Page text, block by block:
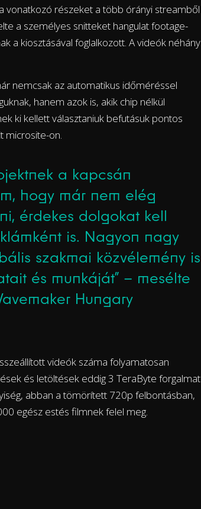
vonatkozó részeket a több órányi streamből
a személyes snitteket hangulat footage-
a kiosztásával foglalkozott. A videók néhány
nemcsak az automatikus időméréssel
hanem azok is, akik chip nélkül
ki kellett választaniuk befutásuk pontos
microsite-on.
a kapcsán
hogy már nem elég
érdekes dolgokat kell
is. Nagyon nagy
szakmai közvélemény is
és munkáját” – mesélte
Hungary
videók száma folyamatosan
és letöltések eddig 3 TeraByte forgalmat
abban a tömörített 720p felbontásban,
egész estés filmnek felel meg.